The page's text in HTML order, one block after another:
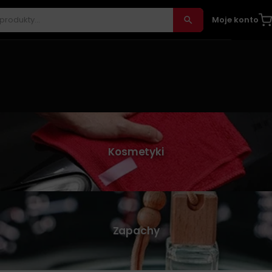
Moje konto
Kosmetyki
Zapachy